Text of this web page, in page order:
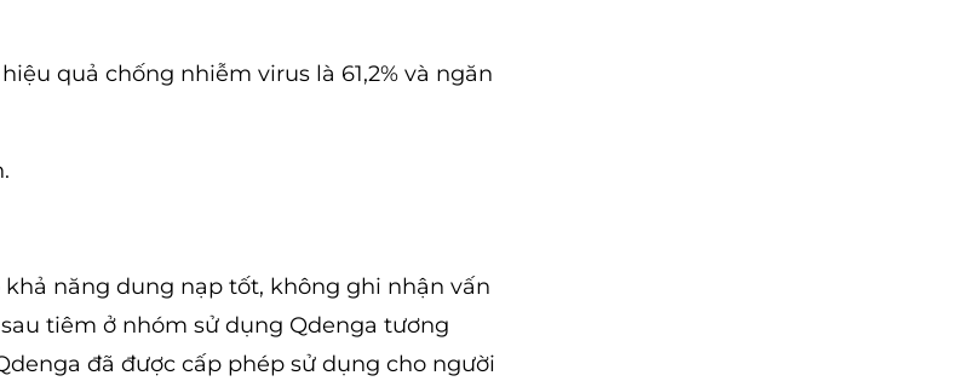
quả chống nhiễm virus là 61,2% và ngăn
năng dung nạp tốt, không ghi nhận vấn
tiêm ở nhóm sử dụng Qdenga tương
đã được cấp phép sử dụng cho người